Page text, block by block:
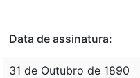
Data de assinatura:
31 de Outubro de 1890